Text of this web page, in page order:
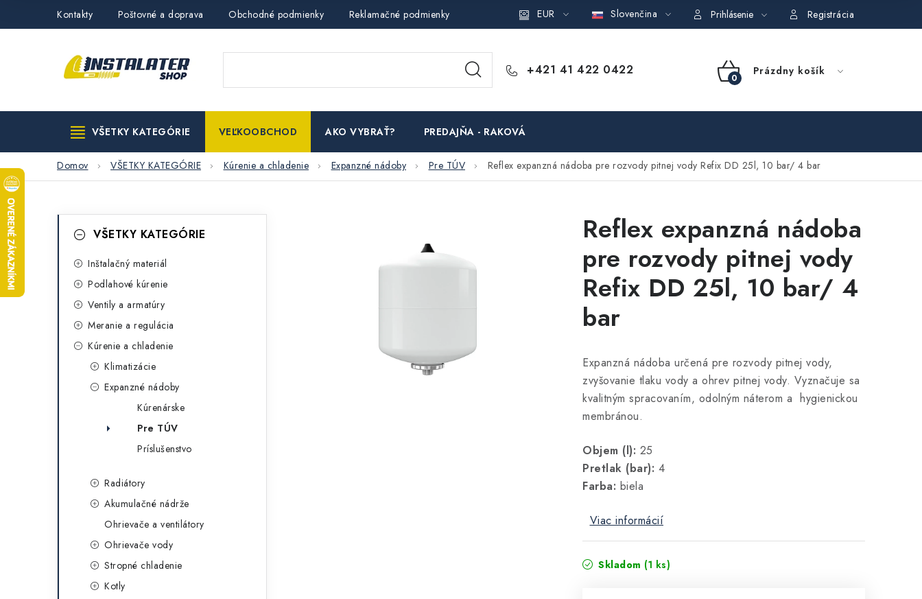
Kontakty Poštovné a doprava Obchodné podmienky Reklamačné podmienky Podmienky ochrany osobných údajov Obchodné podmienky požičovne náradia
EUR Slovenčina Prihlásenie Registrácia
+421 41 422 0422
NÁKUPNÝ
Prázdny košík
VŠETKY KATEGÓRIE VEĽKOOBCHOD AKO VYBRAŤ? PREDAJŇA - RAKOVÁ
Domov VŠETKY KATEGÓRIE Kúrenie a chladenie Expanzné nádoby Pre TÚV Reflex expanzná nádoba pre rozvody pitnej vody Refix DD 25l, 10 bar/ 4 bar
kategórieVŠETKY KATEGÓRIE
Inštalačný materiál
Podlahové kúrenie
Ventily a armatúry
Meranie a regulácia
Kúrenie a chladenie
Klimatizácie
Expanzné nádoby
Kúrenárske
Pre TÚV
Príslušenstvo
Radiátory
Akumulačné nádrže
Ohrievače a ventilátory
Ohrievače vody
Stropné chladenie
Kotly
Reflex expanzná nádoba
pre rozvody pitnej vody
Refix DD 25l, 10 bar/ 4
bar
Expanzná nádoba určená pre rozvody pitnej vody,
zvyšovanie tlaku vody a ohrev pitnej vody. Vyznačuje sa
kvalitným spracovaním, odolným náterom a hygienickou
membránou.
Objem (l): 25
Pretlak (bar): 4
Farba: biela
Viac informácií
Skladom (1 ks)